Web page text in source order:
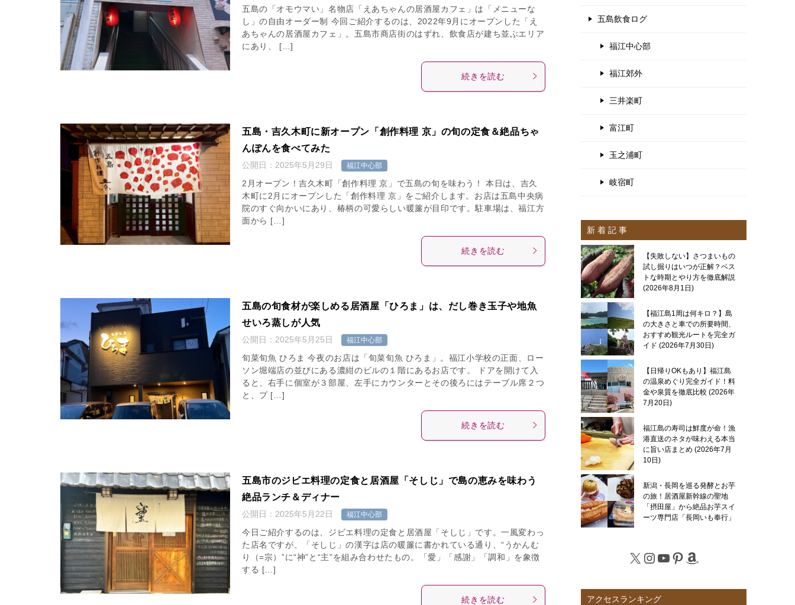
五島の「オモウマい」名物店「えあちゃんの居酒屋カフェ」は「メニューな
し」の自由オーダー制 今回ご紹介するのは、2022年9月にオープンした「え
あちゃんの居酒屋カフェ」。五島市商店街のはずれ、飲食店が建ち並ぶエリア
にあり、 […]
続きを読む
五島・吉久木町に新オープン「創作料理 京」の旬の定食＆絶品ちゃ
んぽんを食べてみた
公開日： 2025年5月29日 福江中心部
2月オープン！吉久木町「創作料理 京」で五島の旬を味わう！ 本日は、吉久
木町に2月にオープンした「創作料理 京」をご紹介します。お店は五島中央病
院のすぐ向かいにあり、椿柄の可愛らしい暖簾が目印です。駐車場は、福江方
面から […]
続きを読む
五島の旬食材が楽しめる居酒屋「ひろま」は、だし巻き玉子や地魚
せいろ蒸しが人気
公開日： 2025年5月25日 福江中心部
旬菜旬魚 ひろま 今夜のお店は「旬菜旬魚 ひろま」。福江小学校の正面、ロー
ソン堀端店の並びにある濃紺のビルの１階にあるお店です。 ドアを開けて入
ると、右手に個室が３部屋、左手にカウンターとその後ろにはテーブル席２つ
と、プ […]
続きを読む
五島市のジビエ料理の定食と居酒屋「そしじ」で島の恵みを味わう
絶品ランチ＆ディナー
公開日： 2025年5月22日 福江中心部
今日ご紹介するのは、ジビエ料理の定食と居酒屋「そしじ」です。一風変わっ
た店名ですが、「そしじ」の漢字は店の暖簾に書かれている通り、“うかんむ
り（=宗）”に“神”と“主”を組み合わせたもの。「愛」「感謝」「調和」を象徴
する […]
続きを読む
五島飲食ログ
福江中心部
福江郊外
三井楽町
富江町
玉之浦町
岐宿町
新 着 記 事
【失敗しない】さつまいもの
試し掘りはいつが正解？ベス
トな時期とやり方を徹底解説
2026年8月1日
【福江島1周は何キロ？】島
の大きさと車での所要時間、
おすすめ観光ルートを完全ガ
イド 2026年7月30日
【日帰りOKもあり】福江島
の温泉めぐり完全ガイド！料
金や泉質を徹底比較 2026年
7月20日
福江島の寿司は鮮度が命！漁
港直送のネタが味わえる本当
に旨い店まとめ 2026年7月
10日
新潟・長岡を巡る発酵とお芋
の旅！居酒屋新幹線の聖地
「摂田屋」から絶品お芋スイ
ーツ専門店「長岡いも奉行」
X Instagram
YouTube
Pinterest
Amazon
アクセスランキング